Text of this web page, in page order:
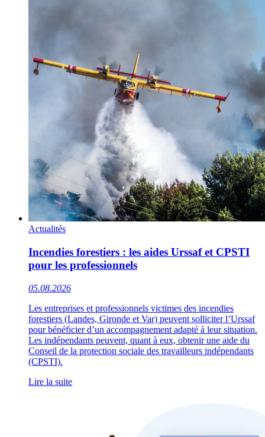
Actualités
Incendies forestiers : les aides Urssaf et CPSTI
pour les professionnels
05.08.2026
Les entreprises et professionnels victimes des incendies
forestiers (Landes, Gironde et Var) peuvent solliciter l’Urssaf
pour bénéficier d’un accompagnement adapté à leur situation.
Les indépendants peuvent, quant à eux, obtenir une aide du
Conseil de la protection sociale des travailleurs indépendants
(CPSTI).
Lire la suite